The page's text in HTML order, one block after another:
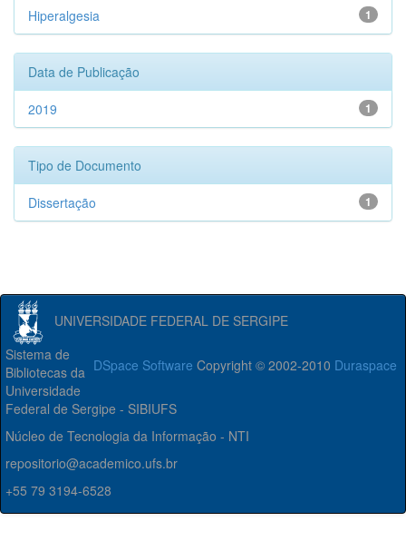
1
Hiperalgesia
Data de Publicação
1
2019
Tipo de Documento
1
Dissertação
UNIVERSIDADE FEDERAL DE SERGIPE
DSpace Software Copyright © 2002-2010 Duraspace
Sistema de
Bibliotecas da
Universidade
Federal de Sergipe - SIBIUFS
Núcleo de Tecnologia da Informação - NTI
repositorio@academico.ufs.br
+55 79 3194-6528